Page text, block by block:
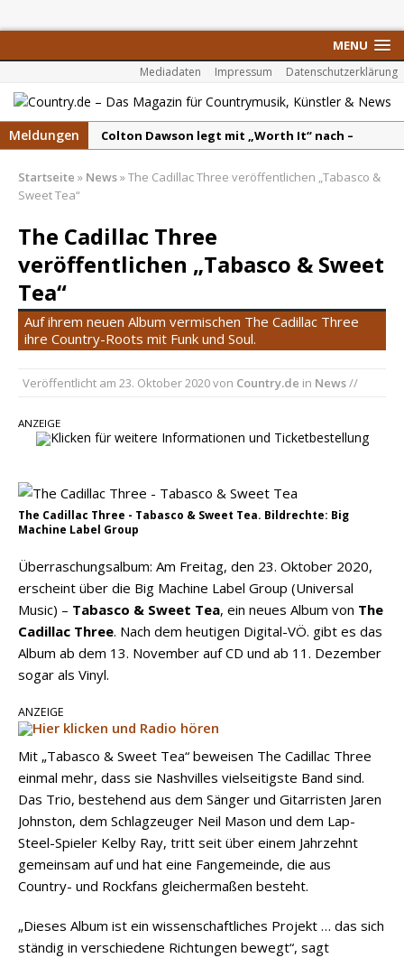
MENU
Mediadaten Impressum Datenschutzerklärung
Meldungen
Colton Dawson legt mit „Worth It“ nach –
Carly Pearce hinterfragt den ständigen
Ella Langley schreibt Musikgeschichte:
„Choosin‘ Texas“ gehört zu den größten Hits
pez veröffentlicht neue Single „Late Night
Talks“ – eine Hymne auf unvergessliche
Randy Travis veröffentlicht mit „I Don’t Care“
Ben Gallaher kehrt zu seinen Wurzeln zurück –
Startseite » News»The Cadillac Three veröffentlichen „Tabasco &
Sweet Tea“
The Cadillac Three
veröffentlichen „Tabasco & Sweet
Tea“
Auf ihrem neuen Album vermischen The Cadillac Three
ihre Country-Roots mit Funk und Soul.
Veröffentlicht am 23. Oktober 2020von Country.de in News//
ANZEIGE
The Cadillac Three - Tabasco & Sweet Tea. Bildrechte: Big
Machine Label Group
Überraschungsalbum: Am Freitag, den 23. Oktober 2020,
erscheint über die Big Machine Label Group (Universal
Music) – Tabasco & Sweet Tea, ein neues Album von The
Cadillac Three. Nach dem heutigen Digital-VÖ. gibt es das
Album ab dem 13. November auf CD und ab 11. Dezember
sogar als Vinyl.
ANZEIGE
Mit „Tabasco & Sweet Tea“ beweisen The Cadillac Three
einmal mehr, dass sie Nashvilles vielseitigste Band sind.
Das Trio, bestehend aus dem Sänger und Gitarristen Jaren
Johnston, dem Schlagzeuger Neil Mason und dem Lap-
Steel-Spieler Kelby Ray, tritt seit über einem Jahrzehnt
gemeinsam auf und hat eine Fangemeinde, die aus
Country- und Rockfans gleichermaßen besteht.
„Dieses Album ist ein wissenschaftliches Projekt … das sich
ständig in verschiedene Richtungen bewegt“, sagt